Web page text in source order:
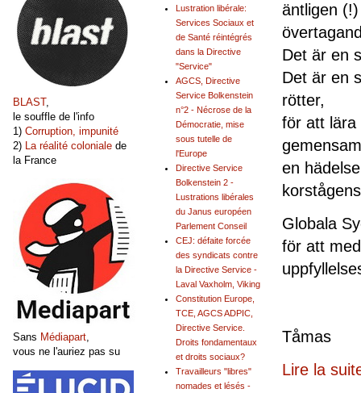
äntligen
Det är en
Det är en
rötter,
för att lära
en
Globala
för att
Lire la
Lustration libérale:
Services Sociaux et
de Santé réintégrés
dans la Directive
"Service"
AGCS, Directive
Service Bolkenstein
n°2 - Nécrose de la
Démocratie, mise
sous tutelle de
l'Europe
Directive Service
Bolkenstein 2 -
Lustrations libérales
du Janus européen
Parlement Conseil
CEJ: défaite forcée
des syndicats contre
la Directive Service -
Laval Vaxholm, Viking
Constitution Europe,
TCE, AGCS ADPIC,
Directive Service.
Droits fondamentaux
et droits sociaux?
Travailleurs "libres"
nomades et lésés -
BLAST,
le souffle de l'info
1) Corruption, impunité
2) La réalité coloniale de
la France
Sans Médiapart,
vous ne l'auriez pas su